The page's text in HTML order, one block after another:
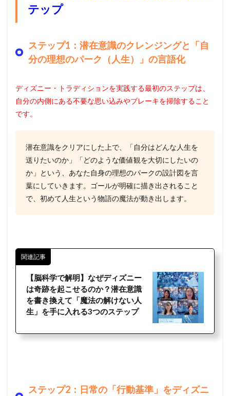
テップ
ステップ1：潜在意識のクレンジングと「自
分の理想のパーク（人生）」の言語化
ディズニー・トラディションを実践する最初のステップは、
自分の内側にある不要な思い込みやブレーキを掃除すること
です。
潜在意識をクリアにした上で、「自分はどんな人生を
送りたいのか」「どのような価値観を大切にしたいの
か」という、あなた自身の理想のパークの設計図を言
葉にしていきます。ゴールが明確に描き出されること
で、初めて人生という物語の魔法が動き出します。
関連記事
【脳科学で解明】なぜディズニー
は奇跡を起こせるのか？潜在意識
を書き換えて「魔法の解けない人
生」を手に入れる3つのステップ
ステップ2：日常の「行動基準」をディズニ